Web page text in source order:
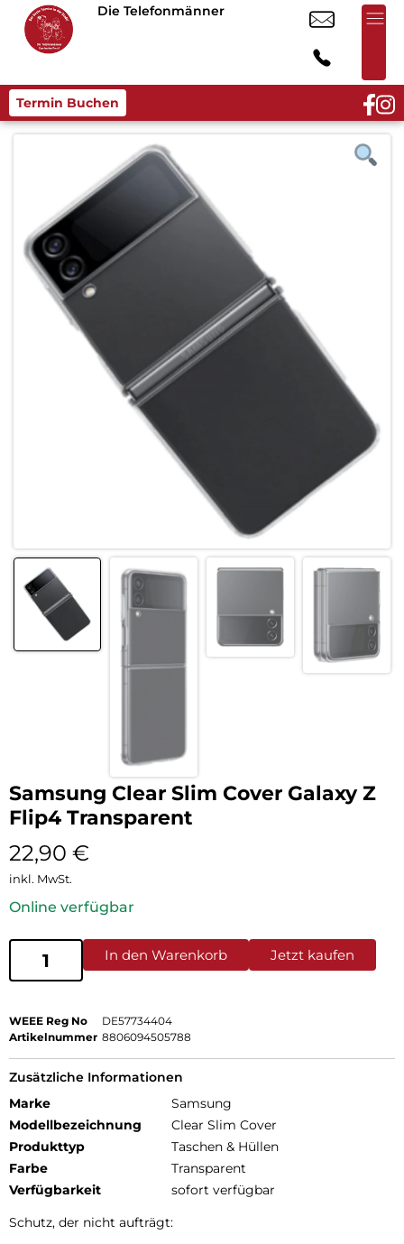
Die Telefonmänner
Termin Buchen
Samsung Clear Slim Cover Galaxy Z
Flip4 Transparent
22,90 €
inkl. MwSt.
Online verfügbar
In den Warenkorb Jetzt kaufen
WEEE Reg No
DE57734404
Artikelnummer 8806094505788
Zusätzliche Informationen
Marke
Samsung
Modellbezeichnung
Clear Slim Cover
Produkttyp
Taschen & Hüllen
Farbe
Transparent
Verfügbarkeit
sofort verfügbar
Schutz, der nicht aufträgt: